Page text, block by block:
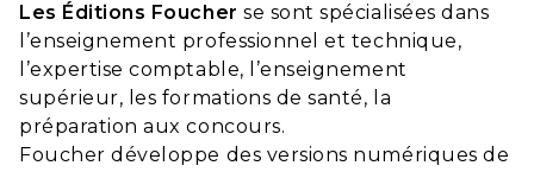
Les Éditions Foucher se sont spécialisées dans
l’enseignement professionnel et technique,
l’expertise comptable, l’enseignement
supérieur, les formations de santé, la
préparation aux concours.
Foucher développe des versions numériques de